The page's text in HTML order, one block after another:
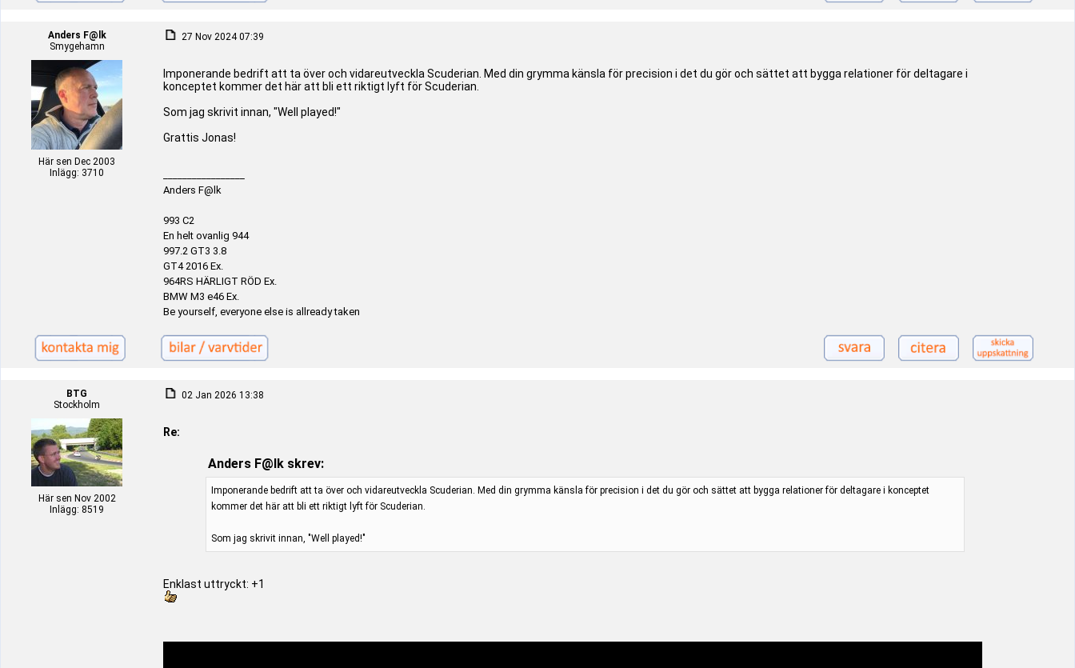
Anders F@lk
Smygehamn
Här sen Dec 2003
Inlägg: 3710
27 Nov 2024 07:39
Imponerande bedrift att ta över och vidareutveckla Scuderian. Med din grymma känsla för precision i det du gör och sättet att bygga relationer för deltagare i
konceptet kommer det här att bli ett riktigt lyft för Scuderian.
Som jag skrivit innan, "Well played!"
Grattis Jonas!
Anders F@lk
993 C2
En helt ovanlig 944
997.2 GT3 3.8
GT4 2016 Ex.
964RS HÄRLIGT RÖD Ex.
BMW M3 e46 Ex.
Be yourself, everyone else is allready taken
BTG
Stockholm
Här sen Nov 2002
Inlägg: 8519
02 Jan 2026 13:38
Re:
Anders F@lk skrev:
Imponerande bedrift att ta över och vidareutveckla Scuderian. Med din grymma känsla för precision i det du gör och sättet att bygga relationer för deltagare i konceptet
kommer det här att bli ett riktigt lyft för Scuderian.
Som jag skrivit innan, "Well played!"
Enklast uttryckt: +1